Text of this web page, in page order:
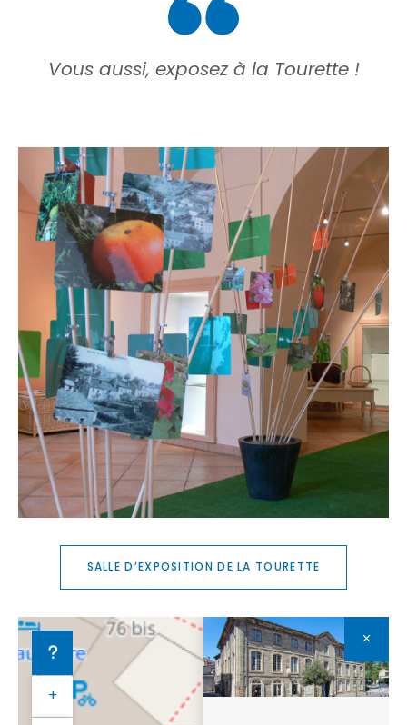
Vous aussi, exposez à la Tourette !
SALLE D’EXPOSITION DE LA TOURETTE
+